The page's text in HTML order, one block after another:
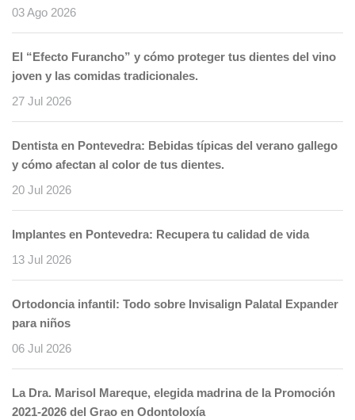
03 Ago 2026
El “Efecto Furancho” y cómo proteger tus dientes del vino
joven y las comidas tradicionales.
27 Jul 2026
Dentista en Pontevedra: Bebidas típicas del verano gallego
y cómo afectan al color de tus dientes.
20 Jul 2026
Implantes en Pontevedra: Recupera tu calidad de vida
13 Jul 2026
Ortodoncia infantil: Todo sobre Invisalign Palatal Expander
para niños
06 Jul 2026
La Dra. Marisol Mareque, elegida madrina de la Promoción
2021-2026 del Grao en Odontoloxía